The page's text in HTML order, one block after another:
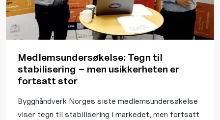
Medlemsundersøkelse: Tegn til
stabilisering – men usikkerheten er
fortsatt stor
Bygghåndverk Norges siste medlemsundersøkelse
viser tegn til stabilisering i markedet, men fortsatt